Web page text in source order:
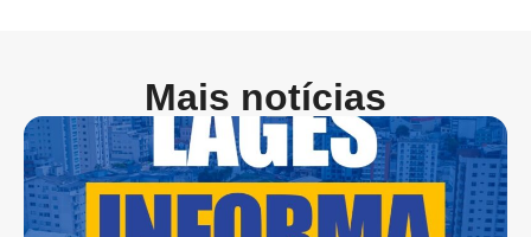
Mais notícias